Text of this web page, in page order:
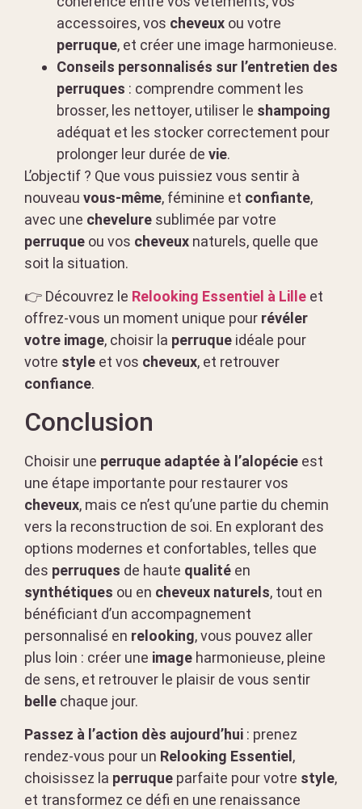
accessoires, vos cheveux ou votre
perruque, et créer une image harmonieuse.
Conseils personnalisés sur l’entretien des
perruques : comprendre comment les
brosser, les nettoyer, utiliser le shampoing
adéquat et les stocker correctement pour
prolonger leur durée de vie.
L’objectif ? Que vous puissiez vous sentir à
nouveau vous-même, féminine et confiante,
avec une chevelure sublimée par votre
perruque ou vos cheveux naturels, quelle que
soit la situation.
👉 Découvrez le Relooking Essentiel à Lille et
offrez-vous un moment unique pour révéler
votre image, choisir la perruque idéale pour
votre style et vos cheveux, et retrouver
confiance.
Conclusion
Choisir une perruque adaptée à l’alopécie est
une étape importante pour restaurer vos
cheveux, mais ce n’est qu’une partie du chemin
vers la reconstruction de soi. En explorant des
options modernes et confortables, telles que
des perruques de haute qualité en
synthétiques ou en cheveux naturels, tout en
bénéficiant d’un accompagnement
personnalisé en relooking, vous pouvez aller
plus loin : créer une image harmonieuse, pleine
de sens, et retrouver le plaisir de vous sentir
belle chaque jour.
Passez à l’action dès aujourd’hui : prenez
rendez-vous pour un Relooking Essentiel ,
choisissez la perruque parfaite pour votre style,
et transformez ce défi en une renaissance